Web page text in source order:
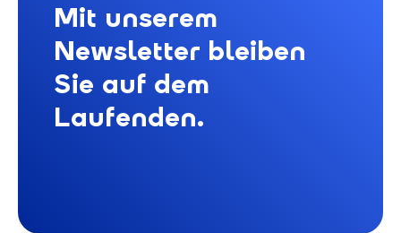
Mit unserem
Newsletter bleiben
Sie auf dem
Laufenden.